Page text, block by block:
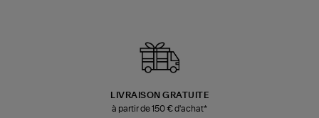
LIVRAISON GRATUITE
à partir de 150 € d'achat*